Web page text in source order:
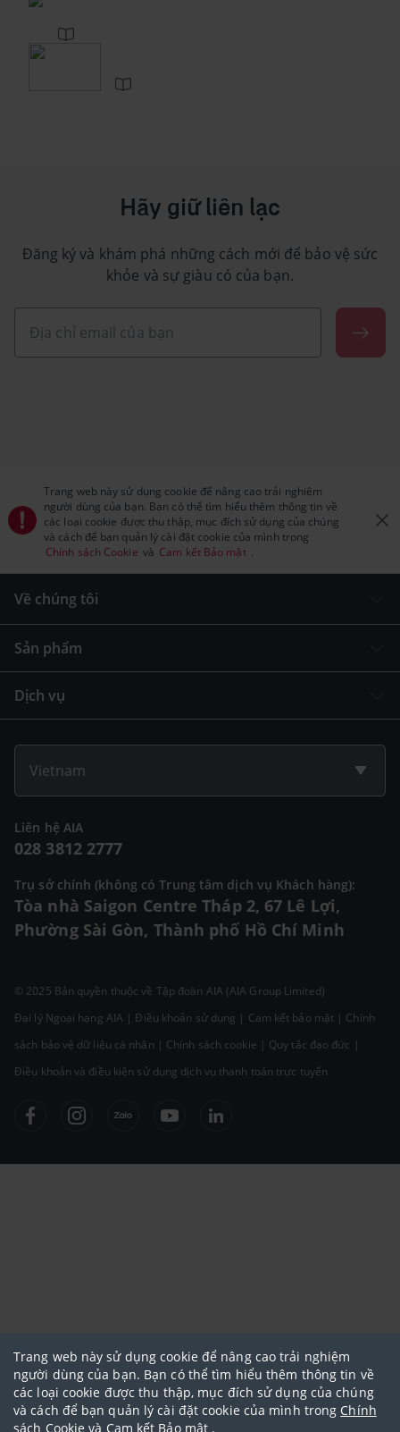
Hãy giữ liên lạc
Đăng ký và khám phá những cách mới để bảo vệ sức
khỏe và sự giàu có của bạn.
Trang web này sử dụng cookie để nâng cao trải nghiệm
người dùng của bạn. Bạn có thể tìm hiểu thêm thông tin về
các loại cookie được thu thập, mục đích sử dụng của chúng
và cách để bạn quản lý cài đặt cookie của mình trong
Chính sách Cookie và Cam kết Bảo mật .
Về chúng tôi
Sản phẩm
Dịch vụ
Vietnam
Liên hệ AIA
028 3812 2777
Trụ sở chính (không có Trung tâm dịch vụ Khách hàng):
Tòa nhà Saigon Centre Tháp 2, 67 Lê Lợi,
Phường Sài Gòn, Thành phố Hồ Chí Minh
© 2025 Bản quyền thuộc về Tập đoàn AIA (AIA Group Limited)
Đại lý Ngoại hạng AIA |Điều khoản sử dụng | Cam kết bảo mật | Chính
sách bảo vệ dữ liệu cá nhân | Chính sách cookie | Quy tắc đạo đức |
Điều khoản và điều kiện sử dụng dịch vụ thanh toán trực tuyến
Trang web này sử dụng cookie để nâng cao trải nghiệm
người dùng của bạn. Bạn có thể tìm hiểu thêm thông tin về
các loại cookie được thu thập, mục đích sử dụng của chúng
và cách để bạn quản lý cài đặt cookie của mình trong Chính
sách Cookievà Cam kết Bảo mật .